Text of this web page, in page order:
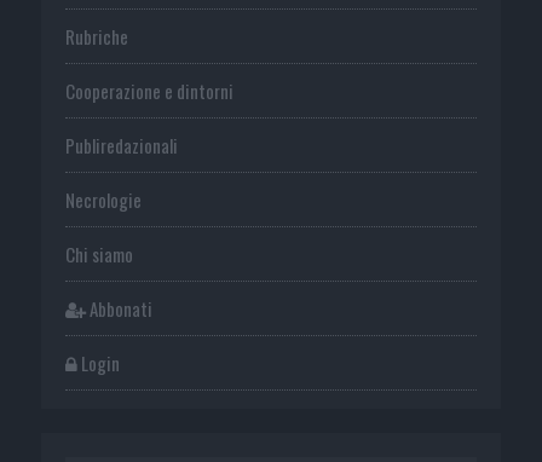
Rubriche
Cooperazione e dintorni
Publiredazionali
Necrologie
Chi siamo
Abbonati
Login